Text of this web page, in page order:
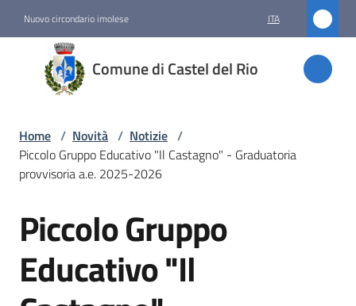
Nuovo circondario imolese ITA
Comune di Castel del Rio
Comune
di
Castel
Novità
Menu selezionato
Servizi
Home / Novità / Notizie /
Piccolo Gruppo Educativo "Il Castagno" - Graduatoria
provvisoria a.e. 2025-2026
Salta al contenuto
Piccolo Gruppo
Educativo "Il